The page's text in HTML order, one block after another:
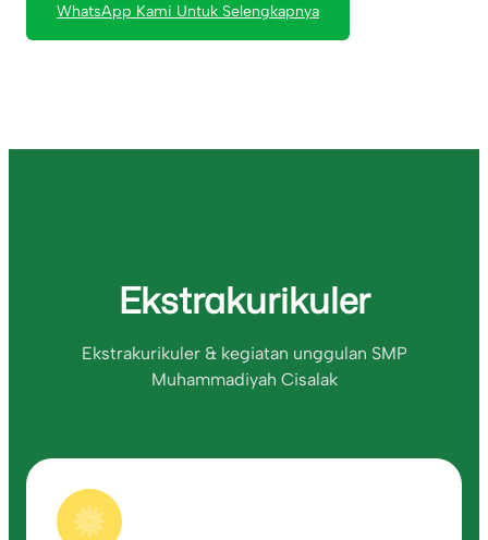
WhatsApp Kami Untuk Selengkapnya
Ekstrakurikuler
Ekstrakurikuler & kegiatan unggulan SMP
Muhammadiyah Cisalak